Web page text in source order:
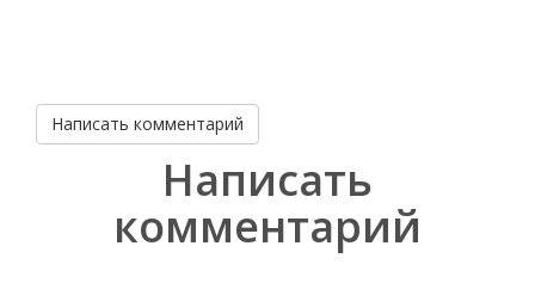
Написать комментарий
Написать
комментарий